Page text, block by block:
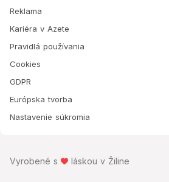
Reklama
Kariéra v Azete
Pravidlá používania
Cookies
GDPR
Európska tvorba
Nastavenie súkromia
Vyrobené s láskou v Žiline